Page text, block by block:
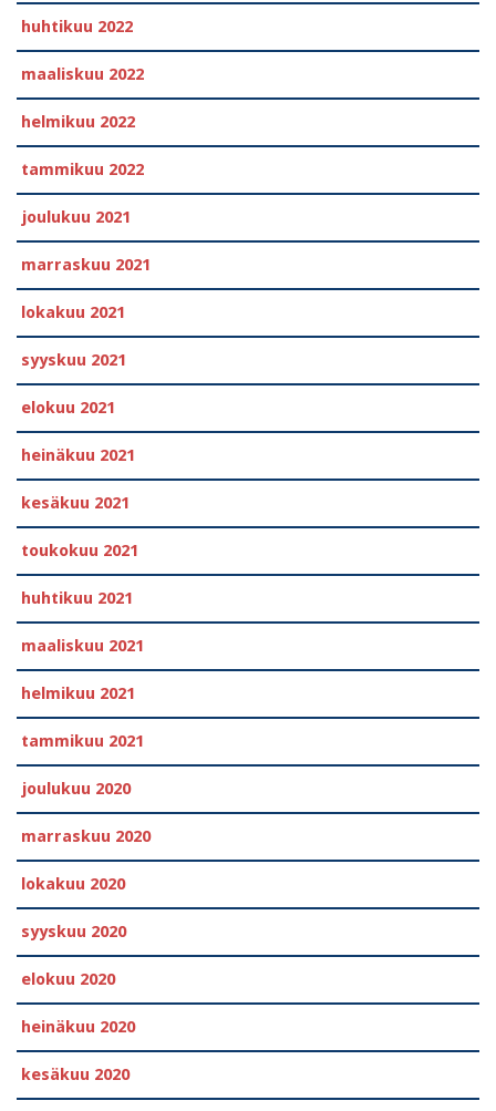
huhtikuu 2022
maaliskuu 2022
helmikuu 2022
tammikuu 2022
joulukuu 2021
marraskuu 2021
lokakuu 2021
syyskuu 2021
elokuu 2021
heinäkuu 2021
kesäkuu 2021
toukokuu 2021
huhtikuu 2021
maaliskuu 2021
helmikuu 2021
tammikuu 2021
joulukuu 2020
marraskuu 2020
lokakuu 2020
syyskuu 2020
elokuu 2020
heinäkuu 2020
kesäkuu 2020